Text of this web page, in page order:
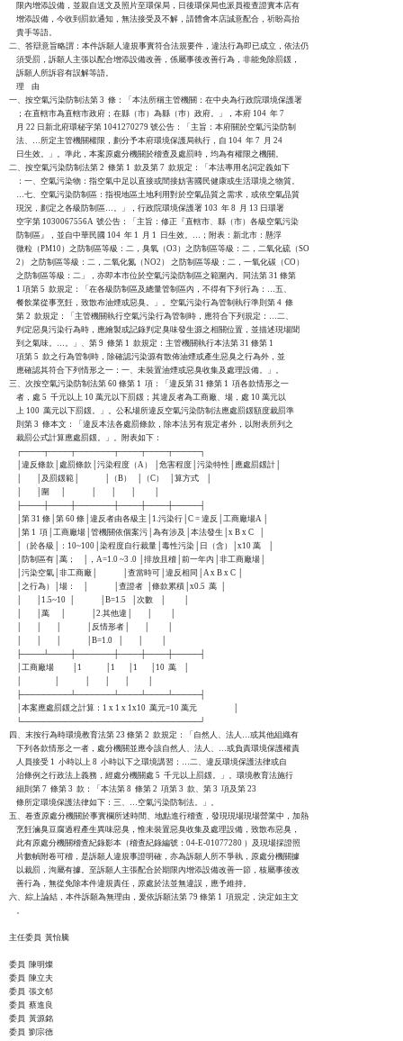
    限內增添設備，並親自送文及照片至環保局，日後環保局也派員複查證實本店有
    增添設備，今收到罰款通知，無法接受及不解，請體會本店誠意配合，祈盼高抬
    貴手等語。
二、答辯意旨略謂：本件訴願人違規事實符合法規要件，違法行為即已成立，依法仍
    須受罰，訴願人主張以配合增添設備改善，係屬事後改善行為，非能免除罰鍰，
    訴願人所訴容有誤解等語。
    理    由
一、按空氣污染防制法第 3  條：「本法所稱主管機關：在中央為行政院環境保護署
    ；在直轄市為直轄市政府；在縣（市）為縣（巿）政府。」，本府 104  年 7
    月 22 日新北府環秘字第 1041270279 號公告：「主旨：本府關於空氣污染防制
    法、…所定主管機關權限，劃分予本府環境保護局執行，自 104  年 7  月 24
    日生效。」。準此，本案原處分機關於稽查及處罰時，均為有權限之機關。
二、按空氣污染防制法第 2  條第 1  款及第 7  款規定：「本法專用名詞定義如下
    ：一、空氣污染物：指空氣中足以直接或間接妨害國民健康或生活環境之物質。
    …七、空氣污染防制區：指視地區土地利用對於空氣品質之需求，或依空氣品質
    現況，劃定之各級防制區…。」，行政院環境保護署 103  年 8  月 13 日環署
    空字第 1030067556A  號公告：「主旨：修正『直轄市、縣（市）各級空氣污染
    防制區』，並自中華民國 104  年 1  月 1  日生效。…；附表：新北市：懸浮
    微粒（PM10）之防制區等級：二，臭氧（O3）之防制區等級：二，二氧化硫（SO
    2） 之防制區等級：二，二氧化氮（NO2） 之防制區等級：二，一氧化碳（CO）
    之防制區等級：二」，亦即本市位於空氣污染防制區之範圍內。同法第 31 條第
    1 項第 5  款規定：「在各級防制區及總量管制區內，不得有下列行為：…五、
    餐飲業從事烹飪，致散布油煙或惡臭。」。空氣污染行為管制執行準則第 4  條
    第 2  款規定：「主管機關執行空氣污染行為管制時，應符合下列規定：…二、
    判定惡臭污染行為時，應繪製或記錄判定臭味發生源之相關位置，並描述現場聞
    到之氣味。…。」、第 9  條第 1  款規定：主管機關執行本法第 31 條第 1
    項第 5  款之行為管制時，除確認污染源有散佈油煙或產生惡臭之行為外，並
    應確認其符合下列情形之一：一、未裝置油煙或惡臭收集及處理設備。」。
三、次按空氣污染防制法第 60 條第 1  項：「違反第 31 條第 1  項各款情形之一
    者，處 5  千元以上 10 萬元以下罰鍰；其違反者為工商廠、場，處 10 萬元以
    上 100  萬元以下罰鍰。」。公私場所違反空氣污染防制法應處罰鍰額度裁罰準
    則第 3  條本文：「違反本法各處罰條款，除本法另有規定者外，以附表所列之
    裁罰公式計算應處罰鍰。」。附表如下：
    ┌────┬────┬───────┬────┬────┬─────┐
    │違反條款│處罰條款│污染程度（A） │危害程度│污染特性│應處罰鍰計│
    │        │及罰鍰範│              │（B）   │（C）   │算方式    │
    │        │圍      │              │        │        │          │
    ├────┼────┼───────┼────┼────┼─────┤
    │第 31 條│第 60 條│違反者由各級主│1.污染行│C = 違反│工商廠場A │
    │第 1  項│工商廠場│管機關依個案污│為有涉及│本法發生│x B x C   │
    │（於各級│：10~100│染程度自行裁量│毒性污染│日（含）│x10 萬    │
    │防制區有│萬；    │，A=1.0 ~3 .0 │排放且稽│前一年內│非工商廠場│
    │污染空氣│非工商廠│              │查當時可│違反相同│A x B x C │
    │之行為）│場：    │              │查證者  │條款累積│x0.5  萬  │
    │        │1.5~10  │              │B=1.5   │次數    │          │
    │        │萬      │              │2.其他違│        │          │
    │        │        │              │反情形者│        │          │
    │        │        │              │B=1.0   │        │          │
    ├────┴────┼───────┼────┼────┼─────┤
    │工商廠場          │1             │1       │1       │10  萬    │
    ├─────────┴───────┴────┴────┴─────┤
    │本案應處罰鍰之計算：1 x 1 x 1x10  萬元=10 萬元                    │
    └─────────────────────────────────┘
四、末按行為時環境教育法第 23 條第 2  款規定：「自然人、法人…或其他組織有
    下列各款情形之一者，處分機關並應令該自然人、法人、…或負責環境保護權責
    人員接受 1  小時以上 8  小時以下之環境講習：…二、違反環境保護法律或自
    治條例之行政法上義務，經處分機關處 5  千元以上罰鍰。」。環境教育法施行
    細則第 7  條第 3  款：「本法第 8  條第 2  項第 3  款、第 3  項及第 23
    條所定環境保護法律如下：三、…空氣污染防制法。」。
五、卷查原處分機關於事實欄所述時間、地點進行稽查，發現現場現場營業中，加熱
    烹飪滷臭豆腐過程產生異味惡臭，惟未裝置惡臭收集及處理設備，致散布惡臭，
    此有原處分機關稽查紀錄影本（稽查紀錄編號：04-E-01077280 ）及現場採證照
    片數幀附卷可稽，是訴願人違規事證明確，亦為訴願人所不爭執，原處分機關據
    以裁罰，洵屬有據。至訴願人主張配合於期限內增添設備改善一節，核屬事後改
    善行為，無從免除本件違規責任，原處於法並無違誤，應予維持。
六、綜上論結，本件訴願為無理由，爰依訴願法第 79 條第 1  項規定，決定如主文
    。
主任委員  黃怡騰
委員  陳明燦
委員  陳立夫
委員  張文郁
委員  蔡進良
委員  黃源銘
委員  劉宗德